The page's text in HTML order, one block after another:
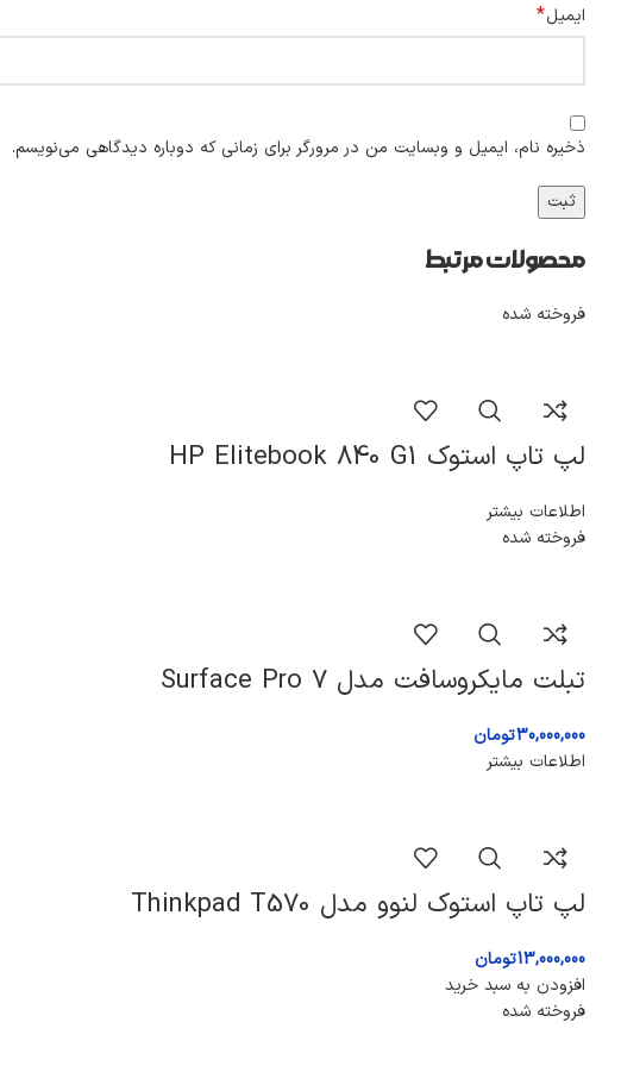
ایمیل*
ذخیره نام، ایمیل و وبسایت من در مرورگر برای زمانی که دوباره دیدگاهی می‌نویسم.
محصولات مرتبط
فروخته شده
لپ تاپ استوک HP Elitebook 840 G1
اطلاعات بیشتر
فروخته شده
تبلت مایکروسافت مدل Surface Pro 7
30,000,000تومان
اطلاعات بیشتر
لپ تاپ استوک لنوو مدل Thinkpad T570
13,000,000تومان
افزودن به سبد خرید
فروخته شده